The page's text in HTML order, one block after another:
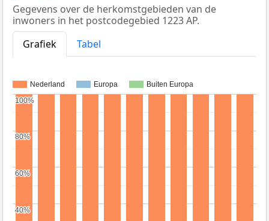
Gegevens over de herkomstgebieden van de
inwoners in het postcodegebied 1223 AP.
Grafiek
Tabel
Nederland Europa Buiten Europa
40%
40%
60%
60%
80%
80%
100%
100%